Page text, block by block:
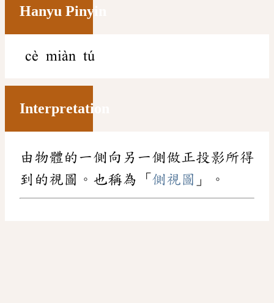
Hanyu Pinyin
cè miàn tú
Interpretation
由物體的一側向另一側做正投影所得
到的視圖。也稱為「 側視圖 」。